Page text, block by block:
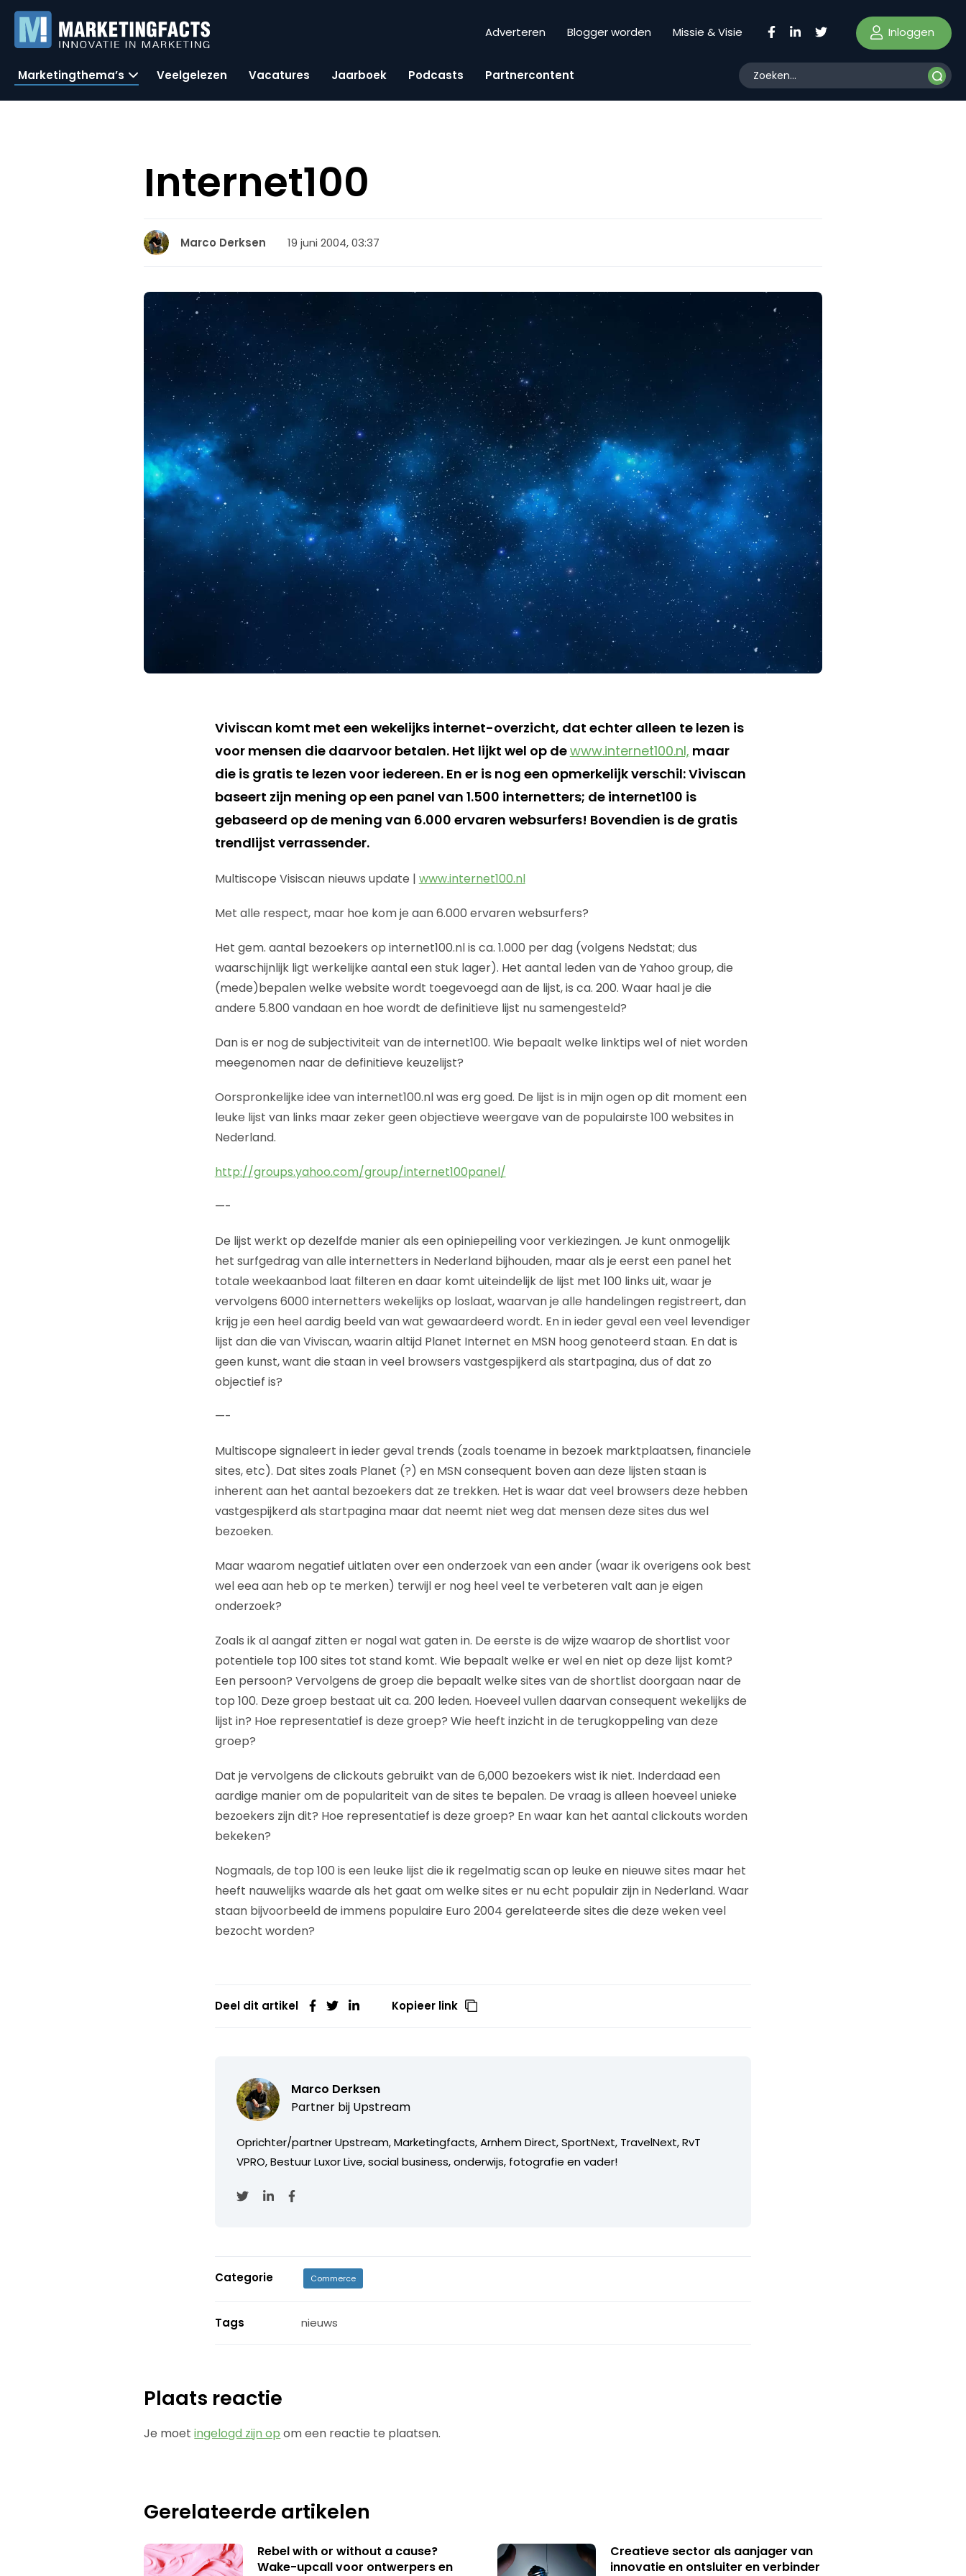
Adverteren Blogger worden Missie & Visie Inloggen
Marketingthema’s Veelgelezen Vacatures Jaarboek Podcasts Partnercontent
Internet100
Marco Derksen 19 juni 2004, 03:37
Viviscan komt met een wekelijks internet-overzicht, dat echter alleen te lezen is
voor mensen die daarvoor betalen. Het lijkt wel op dewww.internet100.nl, maar
die is gratis te lezen voor iedereen. En er is nog een opmerkelijk verschil: Viviscan
baseert zijn mening op een panel van 1.500 internetters; de internet100 is
gebaseerd op de mening van 6.000 ervaren websurfers! Bovendien is de gratis
trendlijst verrassender.
Multiscope Visiscan nieuws update | www.internet100.nl
Met alle respect, maar hoe kom je aan 6.000 ervaren websurfers?
Het gem. aantal bezoekers op internet100.nl is ca. 1.000 per dag (volgens Nedstat; dus
waarschijnlijk ligt werkelijke aantal een stuk lager). Het aantal leden van de Yahoo group, die
(mede)bepalen welke website wordt toegevoegd aan de lijst, is ca. 200. Waar haal je die
andere 5.800 vandaan en hoe wordt de definitieve lijst nu samengesteld?
Dan is er nog de subjectiviteit van de internet100. Wie bepaalt welke linktips wel of niet worden
meegenomen naar de definitieve keuzelijst?
Oorspronkelijke idee van internet100.nl was erg goed. De lijst is in mijn ogen op dit moment een
leuke lijst van links maar zeker geen objectieve weergave van de populairste 100 websites in
Nederland.
http://groups.yahoo.com/group/internet100panel/
—-
De lijst werkt op dezelfde manier als een opiniepeiling voor verkiezingen. Je kunt onmogelijk
het surfgedrag van alle internetters in Nederland bijhouden, maar als je eerst een panel het
totale weekaanbod laat filteren en daar komt uiteindelijk de lijst met 100 links uit, waar je
vervolgens 6000 internetters wekelijks op loslaat, waarvan je alle handelingen registreert, dan
krijg je een heel aardig beeld van wat gewaardeerd wordt. En in ieder geval een veel levendiger
lijst dan die van Viviscan, waarin altijd Planet Internet en MSN hoog genoteerd staan. En dat is
geen kunst, want die staan in veel browsers vastgespijkerd als startpagina, dus of dat zo
objectief is?
—-
Multiscope signaleert in ieder geval trends (zoals toename in bezoek marktplaatsen, financiele
sites, etc). Dat sites zoals Planet (?) en MSN consequent boven aan deze lijsten staan is
inherent aan het aantal bezoekers dat ze trekken. Het is waar dat veel browsers deze hebben
vastgespijkerd als startpagina maar dat neemt niet weg dat mensen deze sites dus wel
bezoeken.
Maar waarom negatief uitlaten over een onderzoek van een ander (waar ik overigens ook best
wel eea aan heb op te merken) terwijl er nog heel veel te verbeteren valt aan je eigen
onderzoek?
Zoals ik al aangaf zitten er nogal wat gaten in. De eerste is de wijze waarop de shortlist voor
potentiele top 100 sites tot stand komt. Wie bepaalt welke er wel en niet op deze lijst komt?
Een persoon? Vervolgens de groep die bepaalt welke sites van de shortlist doorgaan naar de
top 100. Deze groep bestaat uit ca. 200 leden. Hoeveel vullen daarvan consequent wekelijks de
lijst in? Hoe representatief is deze groep? Wie heeft inzicht in de terugkoppeling van deze
groep?
Dat je vervolgens de clickouts gebruikt van de 6,000 bezoekers wist ik niet. Inderdaad een
aardige manier om de populariteit van de sites te bepalen. De vraag is alleen hoeveel unieke
bezoekers zijn dit? Hoe representatief is deze groep? En waar kan het aantal clickouts worden
bekeken?
Nogmaals, de top 100 is een leuke lijst die ik regelmatig scan op leuke en nieuwe sites maar het
heeft nauwelijks waarde als het gaat om welke sites er nu echt populair zijn in Nederland. Waar
staan bijvoorbeeld de immens populaire Euro 2004 gerelateerde sites die deze weken veel
bezocht worden?
Deel dit artikel Kopieer link
Marco Derksen
Partner bij Upstream
Oprichter/partner Upstream, Marketingfacts, Arnhem Direct, SportNext, TravelNext, RvT
VPRO, Bestuur Luxor Live, social business, onderwijs, fotografie en vader!
Categorie Commerce
Tags nieuws
Plaats reactie
Je moetingelogd zijn op om een reactie te plaatsen.
Gerelateerde artikelen
Rebel with or without a cause?
Wake-upcall voor ontwerpers en
Creatieve sector als aanjager van
innovatie en ontsluiter en verbinder